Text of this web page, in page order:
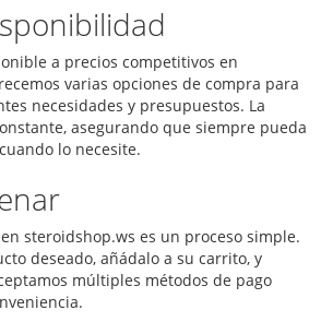
a precios competitivos en
varias opciones de compra para
necesidades y presupuestos. La
asegurando que siempre pueda
lo necesite.
steroidshop.ws es un proceso simple.
deseado, añádalo a su carrito, y
múltiples métodos de pago